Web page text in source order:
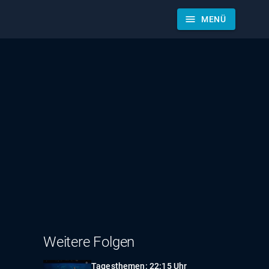
menu MENÜ
Weitere Folgen
Tagesthemen: 22:15 Uhr